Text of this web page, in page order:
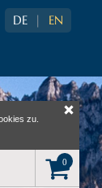
DE | EN
zu.
j